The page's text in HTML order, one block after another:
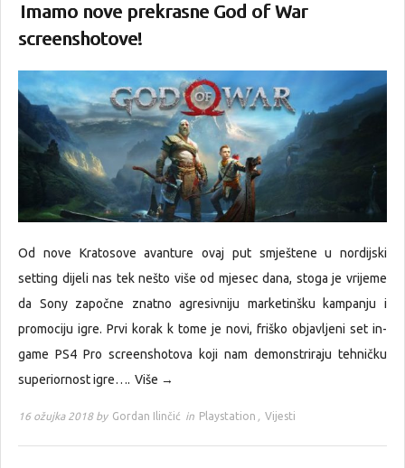
Imamo nove prekrasne God of War
screenshotove!
Od nove Kratosove avanture ovaj put smještene u nordijski
setting dijeli nas tek nešto više od mjesec dana, stoga je vrijeme
da Sony započne znatno agresivniju marketinšku kampanju i
promociju igre. Prvi korak k tome je novi, friško objavljeni set in-
game PS4 Pro screenshotova koji nam demonstriraju tehničku
superiornost igre…. Više →
16 ožujka 2018 by Gordan Ilinčić in Playstation , Vijesti